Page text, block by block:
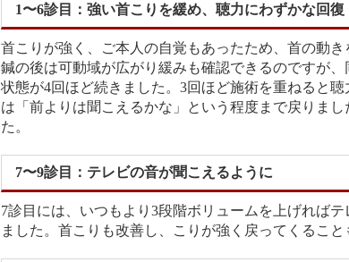
1〜6診目：強い首こりを緩め、聴力にわずかな回復
首こりが強く、ご本人の自覚もあったため、首の動き
鍼の後は可動域が広がり緩みも確認できるのですが
状態が4回ほど続きました。3回ほど施術を重ねると
は「前よりは聞こえるかな」という程度まで戻りま
た。
7〜9診目：テレビの音が聞こえるように
7診目には、いつもより3段階ボリュームを上げれば
ました。首こりも改善し、こりが強く戻ってくること